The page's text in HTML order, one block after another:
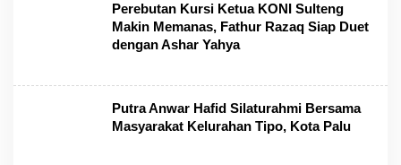
Perebutan Kursi Ketua KONI Sulteng
Makin Memanas, Fathur Razaq Siap Duet
dengan Ashar Yahya
Putra Anwar Hafid Silaturahmi Bersama
Masyarakat Kelurahan Tipo, Kota Palu